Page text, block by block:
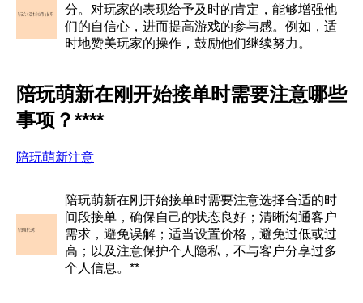
分。对玩家的表现给予及时的肯定，能够增强他
们的自信心，进而提高游戏的参与感。例如，适
时地赞美玩家的操作，鼓励他们继续努力。
陪玩萌新在刚开始接单时需要注意哪些
事项？****
陪玩萌新注意
陪玩萌新在刚开始接单时需要注意选择合适的时
间段接单，确保自己的状态良好；清晰沟通客户
需求，避免误解；适当设置价格，避免过低或过
高；以及注意保护个人隐私，不与客户分享过多
个人信息。**